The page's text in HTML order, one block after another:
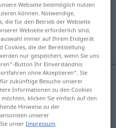
anklicken/antippen)
Chiffre
Webseite bestmöglich nutzen
können. Notwendige,
die für den Betrieb der Webseite
Webseite erforderlich sind,
immer auf Ihrem Endgerät
Cookies, die der Bereitstellung
nur gespeichert, wenn Sie uns
Button Ihr Einverständnis
ohne Akzeptieren“. Sie
zukünftige Besuche unserer
Informationen zu den Cookies
klicken Sie einfach auf den
Hinweise zu der
unserer
unserImpressum.